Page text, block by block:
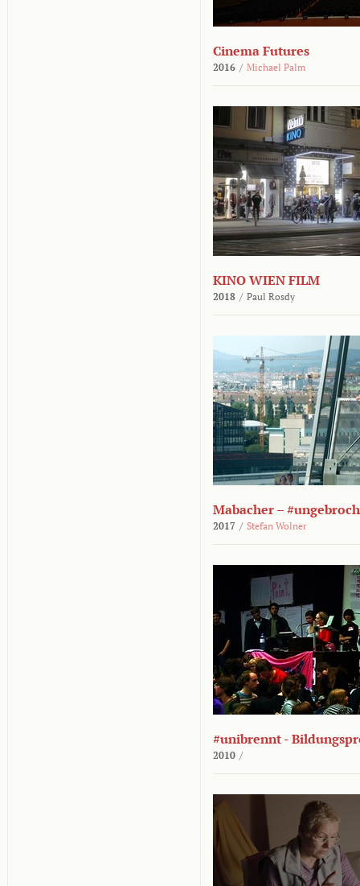
Cinema Futures
2016 / Michael Palm
KINO WIEN FILM
2018 / Paul Rosdy
Mabacher –
2017 / Stefan Wolner
#unibrennt -
2010 /